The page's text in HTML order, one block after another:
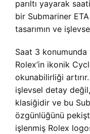
parıltı yayarak
bir Submariner
tasarımın ve
Saat 3
Rolex’in ikonik
okunabilirliği
işlevsel detay
klasiğidir ve bu
özgünlüğünü
işlenmiş Rolex